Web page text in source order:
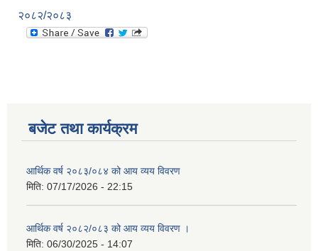
२०८२/२०८३
बजेट तथा कार्यक्रम
आर्थिक वर्ष २०८३/०८४ को आय व्यय विवरण
मिति: 07/17/2026 - 22:15
आर्थिक वर्ष २०८२/०८३ को आय व्यय विवरण ।
मिति: 06/30/2025 - 14:07